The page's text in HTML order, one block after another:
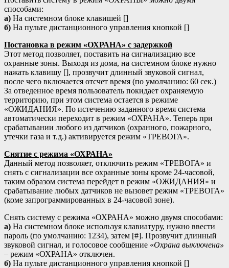
способами:
а) На системном блоке клавишей []
б) На пульте дистанционного управления кнопкой []
Постановка в режим «ОХРАНА» с задержкой
Этот метод позволяет, поставить на сигнализацию все
охранные зоны. Выходя из дома, на системном блоке нужно
нажать клавишу [], прозвучит длинный звуковой сигнал,
после чего включается отсчет время (по умолчанию: 60 сек.)
За отведенное время пользователь покидает охраняемую
территорию, при этом система остается в режиме
«ОЖИДАНИЯ». По истечению заданного время система
автоматически переходит в режим «ОХРАНА». Теперь при
срабатывании любого из датчиков (охранного, пожарного,
утечки газа и т.д.) активируется режим «ТРЕВОГА».
Снятие с режима «ОХРАНА»
Данный метод позволяет, отключить режим «ТРЕВОГА» и
снять с сигнализации все охранные зоны кроме 24-часовой,
таким образом система перейдет в режим «ОЖИДАНИЯ» и
срабатывание любых датчиков не вызовет режим «ТРЕВОГА»
(коме запрограммированных в 24-часовой зоне).
Снять систему с режима «ОХРАНА» можно двумя способами:
а) На системном блоке используя клавиатуру, нужно ввести
пароль (по умолчанию: 1234), затем [#]. Прозвучит длинный
звуковой сигнал, и голосовое сообщение «Охрана выключена»
– режим «ОХРАНА» отключен.
б) На пульте дистанционного управления кнопкой []